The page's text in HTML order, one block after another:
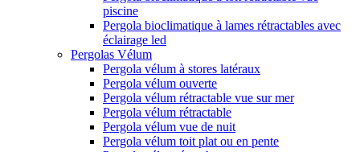
piscine
Pergola bioclimatique à lames rétractables avec
éclairage led
Pergolas Vélum
Pergola vélum à stores latéraux
Pergola vélum ouverte
Pergola vélum rétractable vue sur mer
Pergola vélum rétractable
Pergola vélum vue de nuit
Pergola vélum toit plat ou en pente